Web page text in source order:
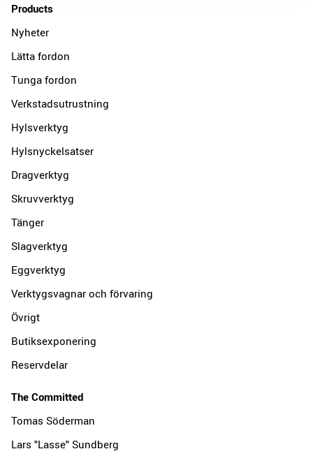
Products
Nyheter
Lätta fordon
Tunga fordon
Verkstadsutrustning
Hylsverktyg
Hylsnyckelsatser
Dragverktyg
Skruvverktyg
Tänger
Slagverktyg
Eggverktyg
Verktygsvagnar och förvaring
Övrigt
Butiksexponering
Reservdelar
The Committed
Tomas Söderman
Lars "Lasse" Sundberg